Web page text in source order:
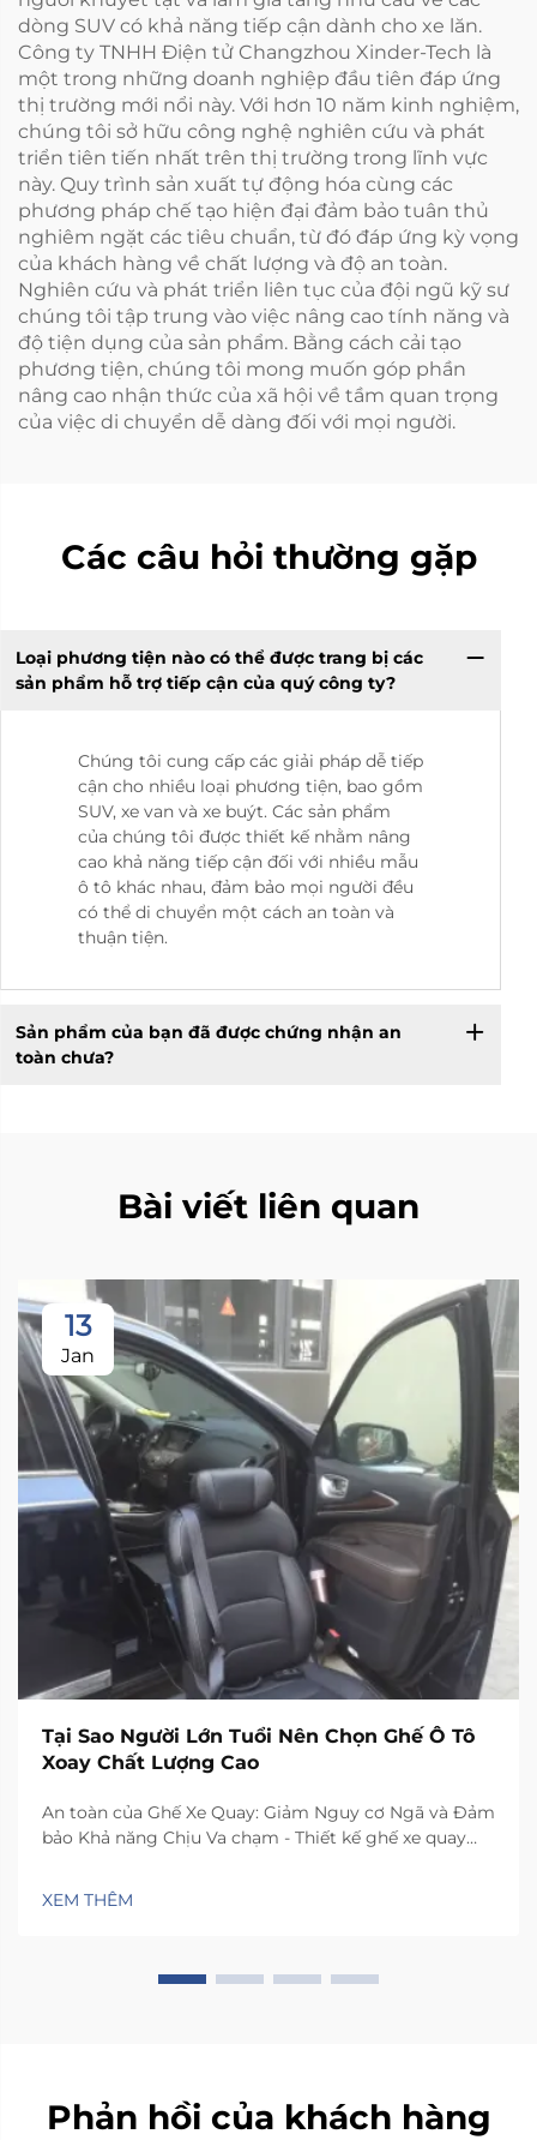
dòng SUV có khả năng tiếp cận dành cho xe lăn.
Công ty TNHH Điện tử Changzhou Xinder-Tech là
một trong những doanh nghiệp đầu tiên đáp ứng
thị trường mới nổi này. Với hơn 10 năm kinh nghiệm,
chúng tôi sở hữu công nghệ nghiên cứu và phát
triển tiên tiến nhất trên thị trường trong lĩnh vực
này. Quy trình sản xuất tự động hóa cùng các
phương pháp chế tạo hiện đại đảm bảo tuân thủ
nghiêm ngặt các tiêu chuẩn, từ đó đáp ứng kỳ vọng
của khách hàng về chất lượng và độ an toàn.
Nghiên cứu và phát triển liên tục của đội ngũ kỹ sư
chúng tôi tập trung vào việc nâng cao tính năng và
độ tiện dụng của sản phẩm. Bằng cách cải tạo
phương tiện, chúng tôi mong muốn góp phần
nâng cao nhận thức của xã hội về tầm quan trọng
của việc di chuyển dễ dàng đối với mọi người.
Các câu hỏi thường gặp
Loại phương tiện nào có thể được trang bị các
sản phẩm hỗ trợ tiếp cận của quý công ty?
Chúng tôi cung cấp các giải pháp dễ tiếp
cận cho nhiều loại phương tiện, bao gồm
SUV, xe van và xe buýt. Các sản phẩm
của chúng tôi được thiết kế nhằm nâng
cao khả năng tiếp cận đối với nhiều mẫu
ô tô khác nhau, đảm bảo mọi người đều
có thể di chuyển một cách an toàn và
thuận tiện.
Sản phẩm của bạn đã được chứng nhận an
toàn chưa?
Bài viết liên quan
13
Jan
Tại Sao Người Lớn Tuổi Nên Chọn Ghế Ô Tô
Xoay Chất Lượng Cao
An toàn của Ghế Xe Quay: Giảm Nguy cơ Ngã và Đảm
bảo Khả năng Chịu Va chạm - Thiết kế ghế xe quay
chuyển. Ghế có cơ chế xoay đặc biệt giúp xoay 90 độ
về phía cửa xe, nhờ đó người dùng...
XEM THÊM
Phản hồi của khách hàng